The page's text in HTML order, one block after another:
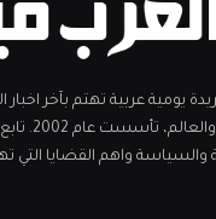
يومية عربية تهتم بآخر اخبار
والشرق الأوسط
والسياسة واهم القضايا التي